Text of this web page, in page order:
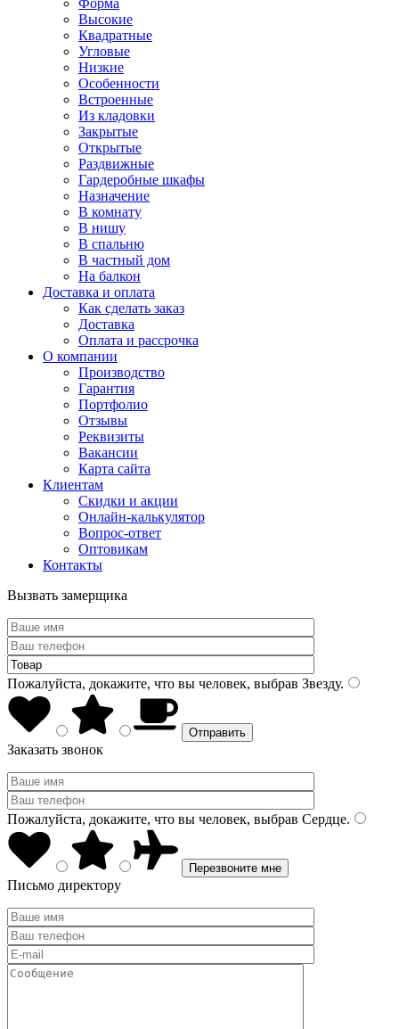
Форма
Высокие
Квадратные
Угловые
Низкие
Особенности
Встроенные
Из кладовки
Закрытые
Открытые
Раздвижные
Гардеробные шкафы
Назначение
В комнату
В нишу
В спальню
В частный дом
На балкон
Доставка и оплата
Как сделать заказ
Доставка
Оплата и рассрочка
О компании
Производство
Гарантия
Портфолио
Отзывы
Реквизиты
Вакансии
Карта сайта
Клиентам
Скидки и акции
Онлайн-калькулятор
Вопрос-ответ
Оптовикам
Контакты
Вызвать замерщика
Пожалуйста, докажите, что вы человек, выбрав Звезду.
Заказать звонок
Пожалуйста, докажите, что вы человек, выбрав Сердце.
Письмо директору